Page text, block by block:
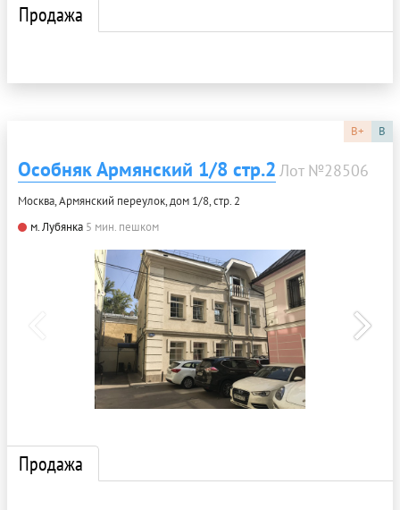
Продажа
B+ B
Особняк Армянский 1/8 стр.2 Лот №28506
Москва, Армянский переулок, дом 1/8, стр. 2
м. Лубянка 5 мин. пешком
Продажа